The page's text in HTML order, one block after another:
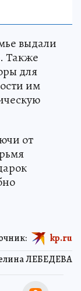
выдали
Также
для
им
от
ЛЕБЕДЕВА
kp.ru